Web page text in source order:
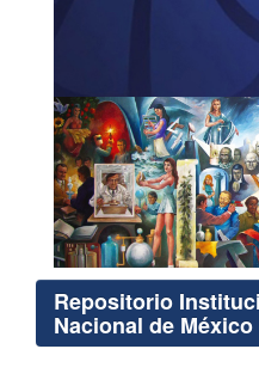
Repositorio
Nacional de México